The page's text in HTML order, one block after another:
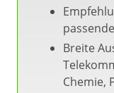
Breite
Chemie,